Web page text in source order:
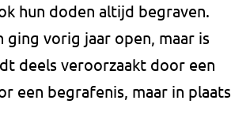
hun doden altijd begraven.
ging vorig jaar open, maar is
deels veroorzaakt door een
een begrafenis, maar in plaats